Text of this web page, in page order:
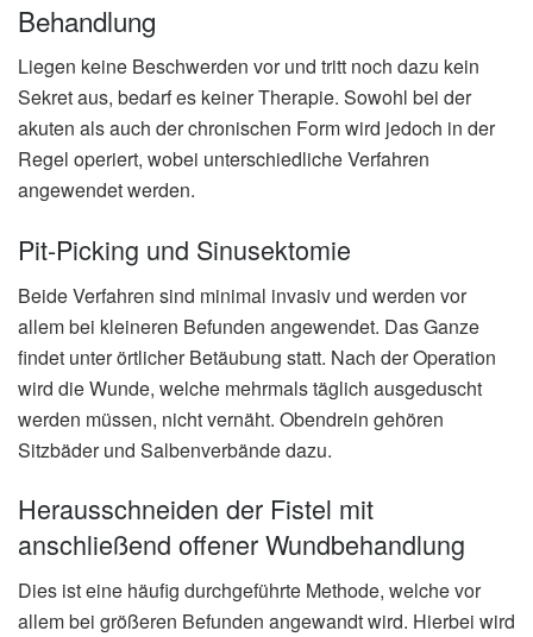
Behandlung
Liegen keine Beschwerden vor und tritt noch dazu kein
Sekret aus, bedarf es keiner Therapie. Sowohl bei der
akuten als auch der chronischen Form wird jedoch in der
Regel operiert, wobei unterschiedliche Verfahren
angewendet werden.
Pit-Picking und Sinusektomie
Beide Verfahren sind minimal invasiv und werden vor
allem bei kleineren Befunden angewendet. Das Ganze
findet unter örtlicher Betäubung statt. Nach der Operation
wird die Wunde, welche mehrmals täglich ausgeduscht
werden müssen, nicht vernäht. Obendrein gehören
Sitzbäder und Salbenverbände dazu.
Herausschneiden der Fistel mit
anschließend offener Wundbehandlung
Dies ist eine häufig durchgeführte Methode, welche vor
allem bei größeren Befunden angewandt wird. Hierbei wird